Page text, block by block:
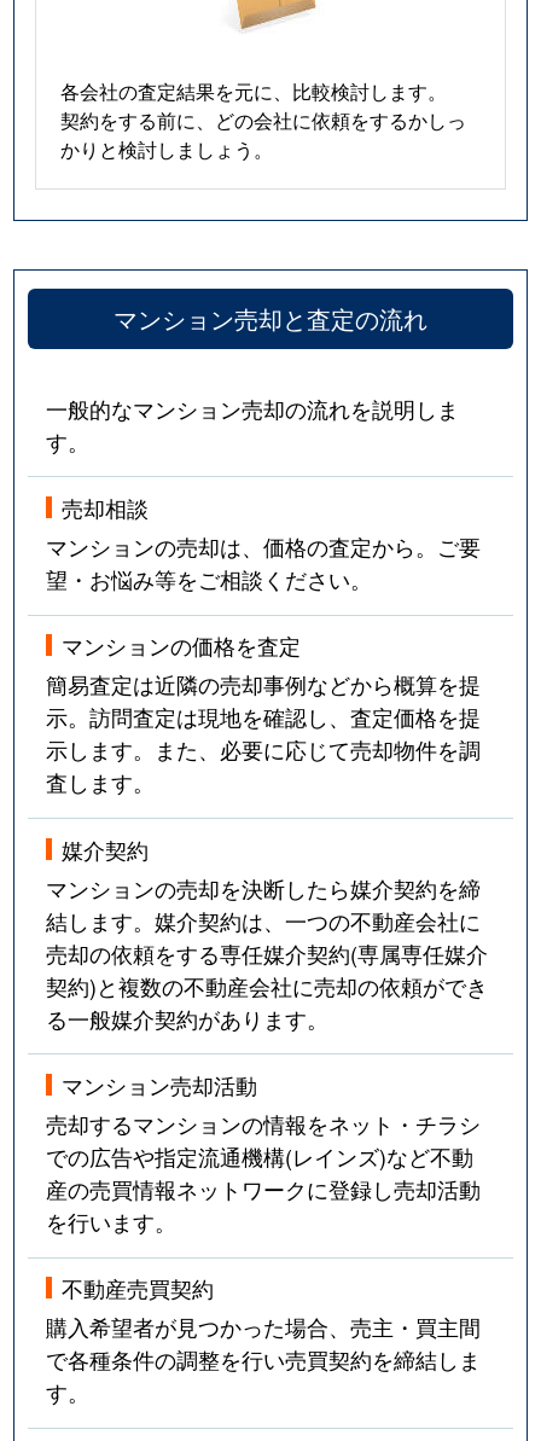
各会社の査定結果を元に、比較検討します。
契約をする前に、どの会社に依頼をするかしっ
かりと検討しましょう。
マンション売却と査定の流れ
一般的なマンション売却の流れを説明しま
す。
売却相談
マンションの売却は、価格の査定から。ご要
望・お悩み等をご相談ください。
マンションの価格を査定
簡易査定は近隣の売却事例などから概算を提
示。訪問査定は現地を確認し、査定価格を提
示します。また、必要に応じて売却物件を調
査します。
媒介契約
マンションの売却を決断したら媒介契約を締
結します。媒介契約は、一つの不動産会社に
売却の依頼をする専任媒介契約(専属専任媒介
契約)と複数の不動産会社に売却の依頼ができ
る一般媒介契約があります。
マンション売却活動
売却するマンションの情報をネット・チラシ
での広告や指定流通機構(レインズ)など不動
産の売買情報ネットワークに登録し売却活動
を行います。
不動産売買契約
購入希望者が見つかった場合、売主・買主間
で各種条件の調整を行い売買契約を締結しま
す。